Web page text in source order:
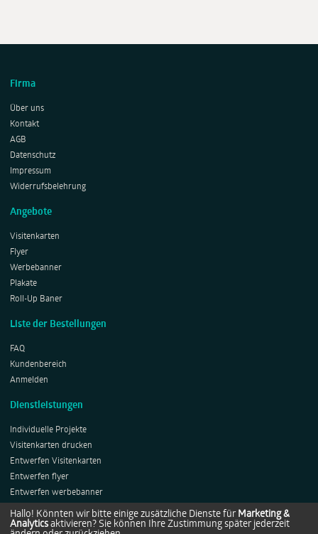
Firma
Über uns
Kontakt
AGB
Datenschutz
Impressum
Widerrufsbelehrung
Angebote
Visitenkarten
Flyer
Werbebanner
Plakate
Roll-Up Baner
Liste der Bestellungen
FAQ
Kundenbereich
Anmelden
Dienstleistungen
Individuelle Projekte
Visitenkarten drucken
Entwerfen Visitenkarten
Entwerfen flyer
Entwerfen werbebanner
Entwerfen Plakates
Entwerfen Roll-ups
Hallo! Könnten wir bitte einige zusätzliche Dienste für Marketing &
Analytics aktivieren? Sie können Ihre Zustimmung später jederzeit